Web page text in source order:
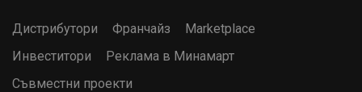
Дистрибутори Франчайз
Marketplace
Инвеститори
Реклама в Минамарт
Съвместни проекти